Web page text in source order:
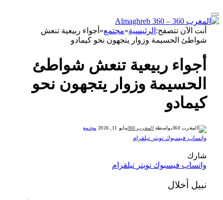
أنت الآن تتصفح: الرئيسية»مجتمع» أجواء ربيعية تنعش
شواطئ الحسيمة وزوار يتجهون نحو كيمادو
أجواء ربيعية تنعش شواطئ
الحسيمة وزوار يتجهون نحو
كيمادو
بواسطة المغرب 360 مايو 11, 2026 مجتمع
واتساب فيسبوك تويتر تيلقرام
شارك
واتساب فيسبوك تويتر تيلقرام
نبيل أخلال